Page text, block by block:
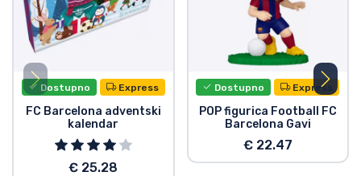
Dostupno Express
FC Barcelona adventski
kalendar
€ 25.28
Dostupno Express
POP figurica Football FC
Barcelona Gavi
€ 22.47